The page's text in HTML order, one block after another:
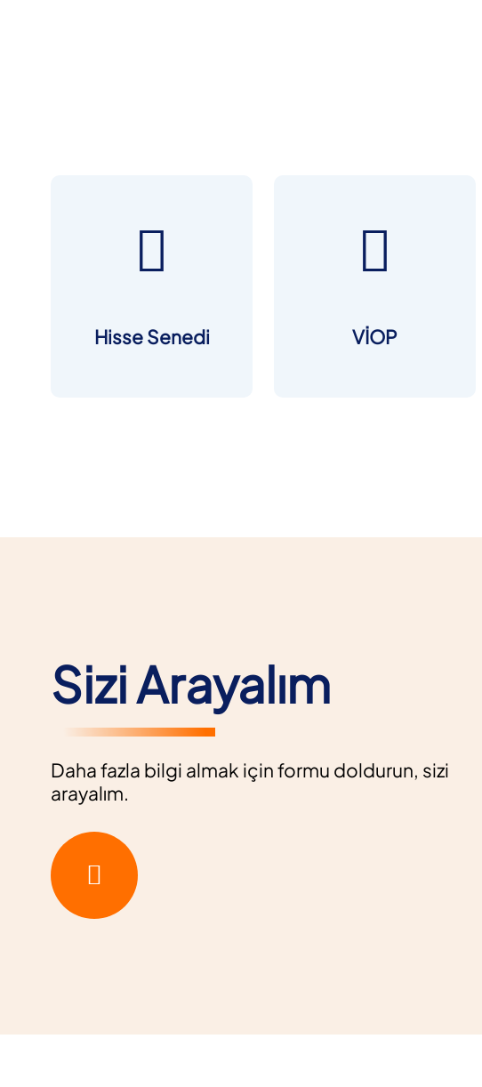
Hisse Senedi VİOP
Sizi Arayalım
Daha fazla bilgi almak için formu doldurun, sizi
arayalım.